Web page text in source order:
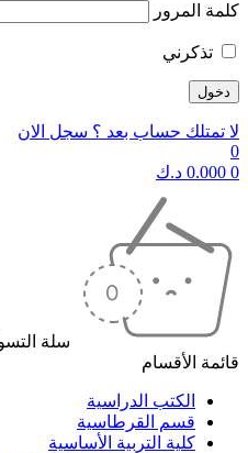
كلمة المرور
تذكرني
لا تمتلك حساب بعد ؟ سجل الان
0
0
0.000 د.ك
سلة
قائمة الأقسام
الكتب الدراسية
قسم القرطاسية
كلية التربية الأساسية